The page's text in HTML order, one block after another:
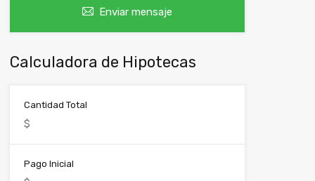
Enviar mensaje
Calculadora de Hipotecas
Cantidad Total
Pago Inicial